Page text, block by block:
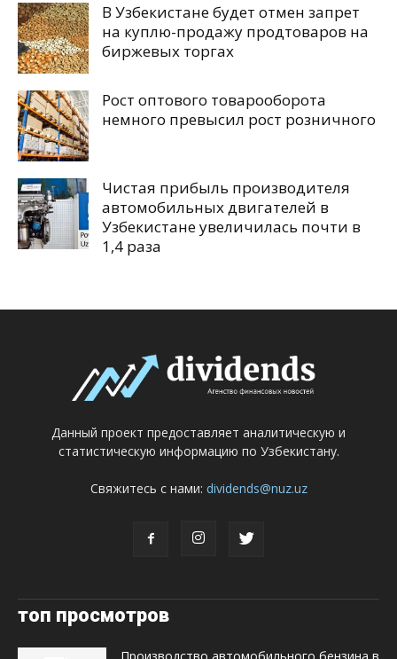
В Узбекистане будет отмен запрет
на куплю-продажу продтоваров на
биржевых торгах
Рост оптового товарооборота
немного превысил рост розничного
Чистая прибыль производителя
автомобильных двигателей в
Узбекистане увеличилась почти в
1,4 раза
Данный проект предоставляет аналитическую и
статистическую информацию по Узбекистану.
Свяжитесь с нами: dividends@nuz.uz
топ просмотров